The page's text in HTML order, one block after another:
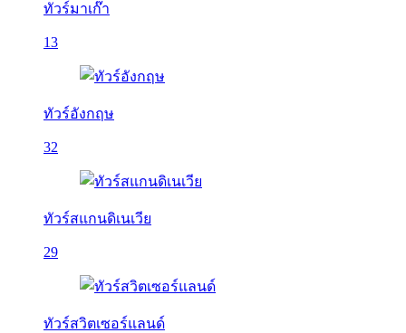
ทัวร์มาเก๊า
13
ทัวร์อังกฤษ
32
ทัวร์สแกนดิเนเวีย
29
ทัวร์สวิตเซอร์แลนด์